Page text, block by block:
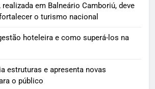
em Balneário Camboriú, deve
o turismo nacional
hoteleira e como superá-los na
estruturas e apresenta novas
o público